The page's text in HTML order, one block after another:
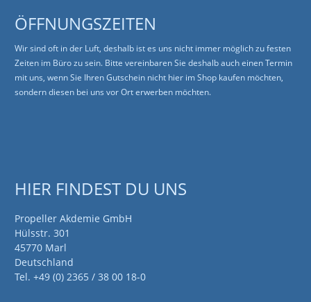
ÖFFNUNGSZEITEN
Wir sind oft in der Luft, deshalb ist es uns nicht immer möglich zu festen
Zeiten im Büro zu sein. Bitte vereinbaren Sie deshalb auch einen Termin
mit uns, wenn Sie Ihren Gutschein nicht hier im Shop kaufen möchten,
sondern diesen bei uns vor Ort erwerben möchten.
HIER FINDEST DU UNS
Propeller Akdemie GmbH
Hülsstr. 301
45770 Marl
Deutschland
Tel. +49 (0) 2365 / 38 00 18-0